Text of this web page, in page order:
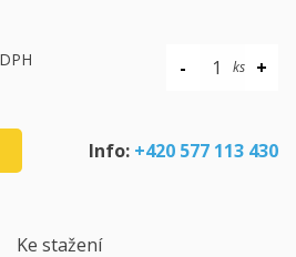
Info: +420 577 113 430
Ke stažení